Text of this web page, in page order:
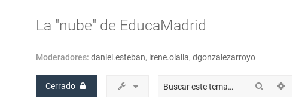
La "nube" de EducaMadrid
Moderadores: daniel.esteban, irene.olalla, dgonzalezarroyo
Cerrado Buscar